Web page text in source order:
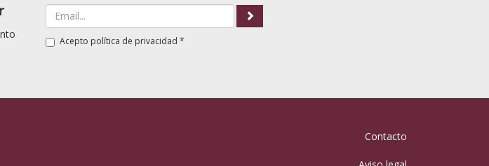
Acepto política de privacidad *
Contacto